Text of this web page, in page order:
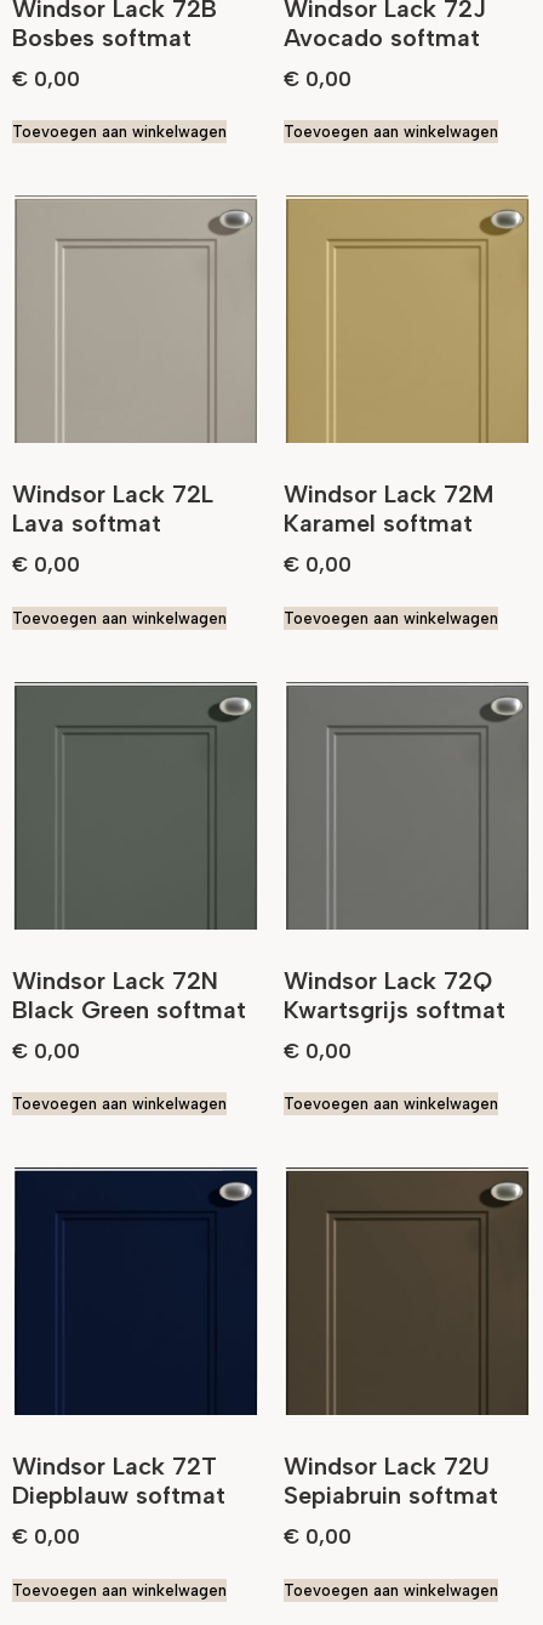
Windsor Lack 72B
Bosbes softmat
€ 0,00
Toevoegen aan winkelwagen
Windsor Lack 72J
Avocado softmat
€ 0,00
Toevoegen aan winkelwagen
Windsor Lack 72L
Lava softmat
€ 0,00
Toevoegen aan winkelwagen
Windsor Lack 72M
Karamel softmat
€ 0,00
Toevoegen aan winkelwagen
Windsor Lack 72N
Black Green softmat
€ 0,00
Toevoegen aan winkelwagen
Windsor Lack 72Q
Kwartsgrijs softmat
€ 0,00
Toevoegen aan winkelwagen
Windsor Lack 72T
Diepblauw softmat
€ 0,00
Toevoegen aan winkelwagen
Windsor Lack 72U
Sepiabruin softmat
€ 0,00
Toevoegen aan winkelwagen